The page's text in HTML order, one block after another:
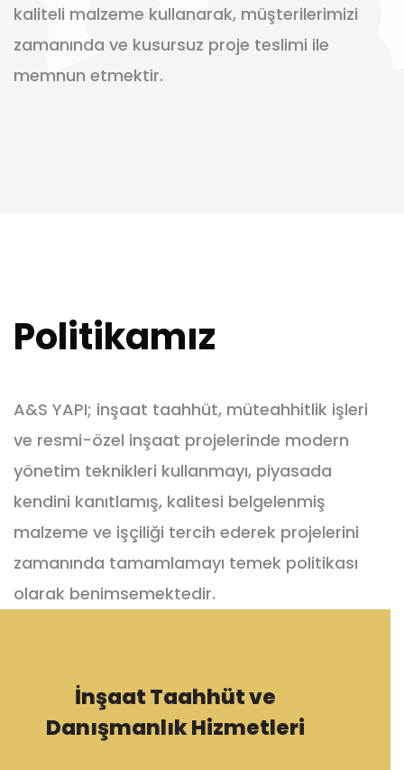
kaliteli malzeme kullanarak, müşterilerimizi
zamanında ve kusursuz proje teslimi ile
memnun etmektir.
Politikamız
A&S YAPI; inşaat taahhüt, müteahhitlik işleri
ve resmi-özel inşaat projelerinde modern
yönetim teknikleri kullanmayı, piyasada
kendini kanıtlamış, kalitesi belgelenmiş
malzeme ve işçiliği tercih ederek projelerini
zamanında tamamlamayı temek politikası
olarak benimsemektedir.
İnşaat Taahhüt ve
Danışmanlık Hizmetleri